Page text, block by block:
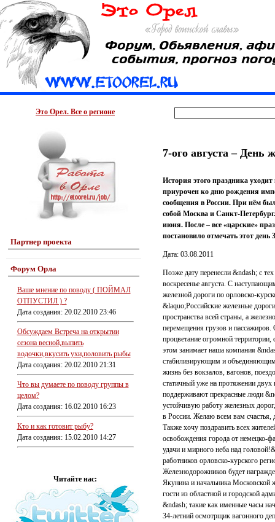
Это Орел. Все о регионе
Партнер проекта
Форум Орла
Ваше мнение по поводу ( ПОЙМАЛ
ОТПУСТИЛ ) ?
Дата создания: 20.02.2010 23:46
Обсуждаем Встреча на открытии
сезона весной,выпить
водочки,вкусить ухи,половить рыбы
Дата создания: 20.02.2010 21:31
Что вы думаете по поводу группы в
целом?
Дата создания: 16.02.2010 16:23
Кто и как готовит рыбу?
Дата создания: 15.02.2010 14:27
Читайте нас:
7-ого августа – День
История этого праздника
приурочен ко дню рождения
сообщения в России. При нём
собой Москва и Санкт-
июня. После – все «царские»
постановило отмечать этот день
Дата: 03.08.2011
Позже дату перенесли &ndash; с
воскресенье августа. С
железной дороги по орловско-
&laquo;Российские железные
пространства всей страны, а
перемещения грузов и пассажиров.
процветание огромной
этом занимает наша компания
стабилизирующим и объединяющим
жизнь без вокзалов, вагонов,
статичный уже на протяжении
поддерживают прекрасные люди
устойчивую работу железных
в России. Желаю всем вам счастья,
Также хочу поздравить всех
освобождения города от немецко-
удачи и мирного неба над
работников орловско-курского
Железнодорожников будет
Якунина и начальника Московской
гости из областной и городской
&ndash; такие как именные часы
34-летний осмотрщик вагонного